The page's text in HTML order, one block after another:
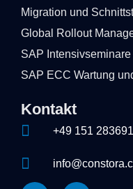
Migration und
Global Rollout
SAP
SAP ECC Wartung
Kontakt
+49 151